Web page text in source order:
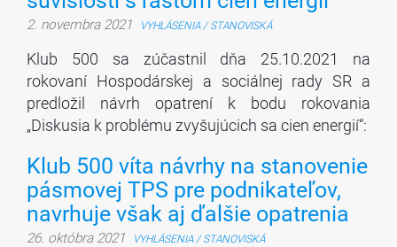
2. novembra 2021 VYHLÁSENIA / STANOVISKÁ
Klub 500 sa zúčastnil dňa 25.10.2021 na
rokovaní Hospodárskej a sociálnej rady SR a
predložil návrh opatrení k bodu rokovania
„Diskusia k problému zvyšujúcich sa cien energií“:
Klub 500 víta návrhy na stanovenie
pásmovej TPS pre podnikateľov,
navrhuje však aj ďalšie opatrenia
26. októbra 2021 VYHLÁSENIA / STANOVISKÁ